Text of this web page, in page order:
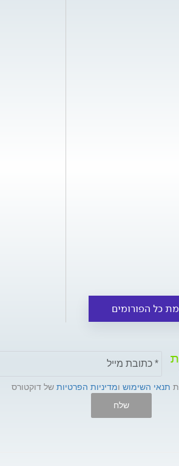
כל הפורומים
תנאי השימוש ומדיניות הפרטיות של דוקטורס
שלח